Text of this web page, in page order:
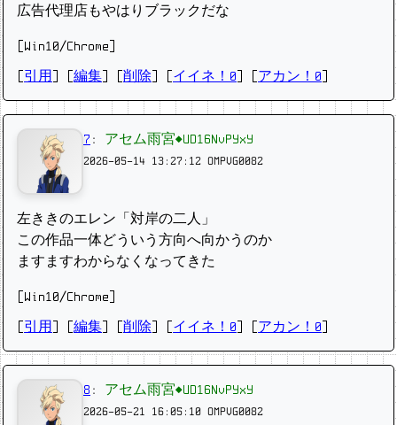
広告代理店もやはりブラックだな
[Win10/Chrome]
引用 編集 削除 イイネ！0 アカン！0
7 : アセム雨宮◆UD16NvPYxY
2026-05-14 13:27:12 OMPVG0082
左ききのエレン「対岸の二人」
この作品一体どういう方向へ向かうのか
ますますわからなくなってきた
[Win10/Chrome]
引用 編集 削除 イイネ！0 アカン！0
8 : アセム雨宮◆UD16NvPYxY
2026-05-21 16:05:10 OMPVG0082